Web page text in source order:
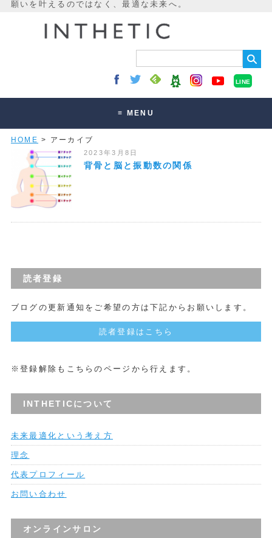
LINE
≡ MENU
講座・セッション
HOME > アーカイブ
2023年3月8日
背骨と脳と振動数の関係
読者登録
ブログの更新通知をご希望の方は下記からお願いします。
読者登録はこちら
※登録解除もこちらのページから行えます。
INTHETICについて
未来最適化という考え方
理念
代表プロフィール
お問い合わせ
オンラインサロン